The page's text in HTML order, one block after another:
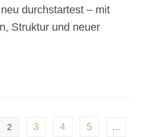
durchstartest – mit
Struktur und neuer
2 3 4 5 …